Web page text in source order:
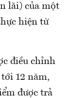
lãi) của một
hiện từ
điều chỉnh
12 năm,
được trả